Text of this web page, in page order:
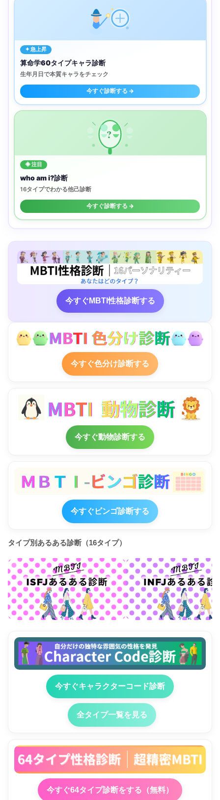
✦ 急上昇
算命学60タイプキャラ診断
生年月日で本質キャラをチェック
今すぐ診断する →
?
◈ 注目
who am i?診断
16タイプでわかる他己診断
今すぐ診断する →
今すぐMBTI性格診断する
今すぐ色分け診断する
今すぐ動物診断する
今すぐビンゴ診断する
タイプ別あるある診断（16タイプ）
今すぐキャラクターコード診断
全タイプ一覧を見る
今すぐ64タイプ診断をする（無料）